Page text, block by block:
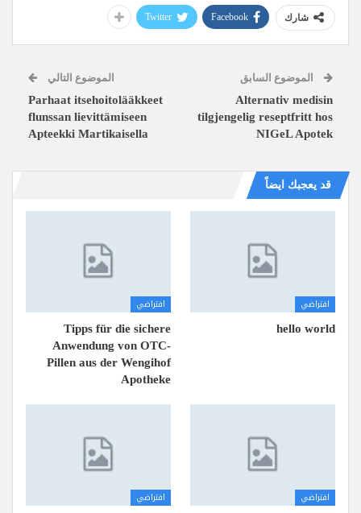
شارك Facebook
Twitter
الموضوع السابق
Alternativ medisin
tilgjengelig reseptfritt hos
NIGeL Apotek
الموضوع التالي
Parhaat itsehoitolääkkeet
flunssan lievittämiseen
Apteekki Martikaisella
قد يعجبك ايضاً
افتراضي
hello world
افتراضي
Tipps für die sichere
Anwendung von OTC-
Pillen aus der Wengihof
Apotheke
افتراضي افتراضي